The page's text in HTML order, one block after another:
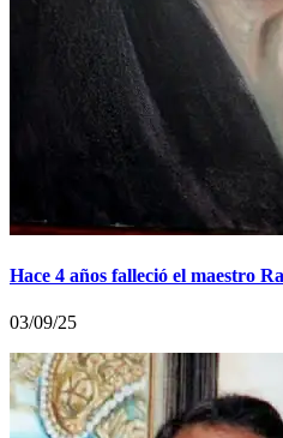
Hace 4 años falleció el maestro
03/09/25